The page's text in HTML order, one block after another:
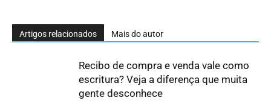
Artigos relacionados Mais do autor
Recibo de compra e venda vale como
escritura? Veja a diferença que muita
gente desconhece